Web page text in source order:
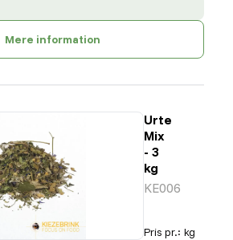
Mere information
Urte
Mix
- 3
kg
KE006
Pris pr.: kg